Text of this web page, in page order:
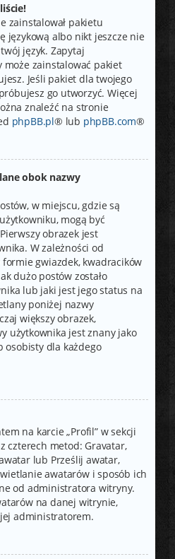
zainstalował pakietu
językową albo nikt jeszcze nie
język. Zapytaj
zainstalować pakiet
Jeśli pakiet dla twojego
go utworzyć. Więcej
znaleźć na stronie
phpBB.pl® lub phpBB.com®
obok nazwy
w miejscu, gdzie są
mogą być
obrazek jest
W zależności od
gwiazdek, kwadracików
dużo postów zostało
lub jaki jest jego status na
poniżej nazwy
większy obrazek,
użytkownika jest znany jako
dla każdego
na karcie „Profil” w sekcji
czterech metod: Gravatar,
lub Prześlij awatar,
awatarów i sposób ich
od administratora witryny.
na danej witrynie,
administratorem.